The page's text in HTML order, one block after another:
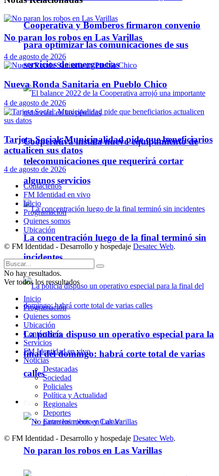
Cooperativa y Bomberos firmaron convenio
para optimizar las comunicaciones de sus
servicios de emergencias
Cooperativa instala nuevo equipamiento de
telecomunicaciones que requerirá cortar
algunos servicios
La concentración luego de la final terminó sin
incidentes
La policía dispuso un operativo especial para la
final del domingo: habrá corte total de varias
calles
Policiales
No paran los robos en Las Varillas
No paran los robos en Las Varillas
4 de agosto de 2026
Nueva Ronda Sanitaria en Pueblo Chico
4 de agosto de 2026
Tarjeta Social: Municipalidad pide que beneficiarios
actualicen sus datos
4 de agosto de 2026
Contáctenos
FM Identidad en vivo
Inicio
Programación
Quienes somos
Ubicación
© FM Identidad - Desarrollo y hospedaje Desatec Web.
No hay resultados.
Ver todos los ressultados
Inicio
Programación
Quienes somos
Ubicación
Contáctenos
Servicios
FM Identidad en vivo
Noticias
Destacadas
Sociedad
Policiales
Política y Actualidad
Regionales
Deportes
Entretenimiento y Cultura
© FM Identidad - Desarrollo y hospedaje Desatec Web.